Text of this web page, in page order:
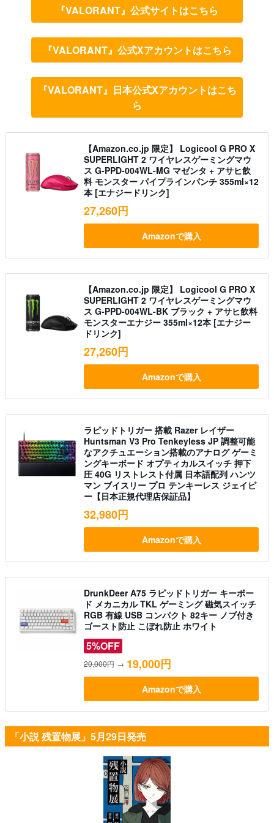
『VALORANT』公式サイトはこちら
『VALORANT』公式Xアカウントはこちら
『VALORANT』日本公式Xアカウントはこち
ら
【Amazon.co.jp 限定】 Logicool G PRO X
SUPERLIGHT 2 ワイヤレスゲーミングマウ
ス G-PPD-004WL-MG マゼンタ + アサヒ飲
料 モンスター パイプラインパンチ 355ml×12
本 [エナジードリンク]
27,260円
Amazonで購入
【Amazon.co.jp 限定】 Logicool G PRO X
SUPERLIGHT 2 ワイヤレスゲーミングマウ
ス G-PPD-004WL-BK ブラック + アサヒ飲料
モンスターエナジー 355ml×12本 [エナジー
ドリンク]
27,260円
Amazonで購入
ラピッドトリガー 搭載 Razer レイザー
Huntsman V3 Pro Tenkeyless JP 調整可能
なアクチュエーション搭載のアナログ ゲーミ
ングキーボード オプティカルスイッチ 押下
圧 40G リストレスト付属 日本語配列 ハンツ
マン ブイスリー プロ テンキーレス ジェイピ
ー【日本正規代理店保証品】
32,980円
Amazonで購入
DrunkDeer A75 ラピッドトリガー キーボー
ド メカニカル TKL ゲーミング 磁気スイッチ
RGB 有線 USB コンパクト 82キー ノブ付き
ゴースト防止 こぼれ防止 ホワイト
5%OFF
20,000円 → 19,000円
Amazonで購入
「小説 残置物展」5月29日発売